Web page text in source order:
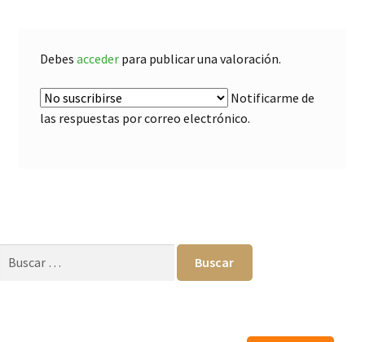
Debes accederpara publicar una valoración.
Notificarme de
las respuestas por correo electrónico.